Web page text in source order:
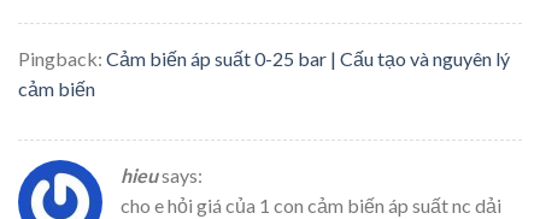
Pingback: Cảm biến áp suất 0-25 bar | Cấu tạo và nguyên lý
cảm biến
hieusays:
cho e hỏi giá của 1 con cảm biến áp suất nc dải